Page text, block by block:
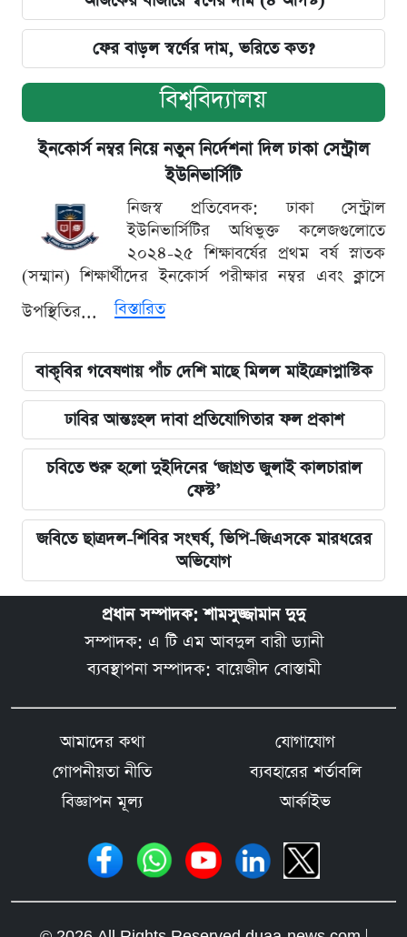
ফের বাড়ল স্বর্ণের দাম, ভরিতে কত?
বিশ্ববিদ্যালয়
ইনকোর্স নম্বর নিয়ে নতুন নির্দেশনা দিল ঢাকা সেন্ট্রাল
ইউনিভার্সিটি
নিজস্ব প্রতিবেদক: ঢাকা সেন্ট্রাল
ইউনিভার্সিটির অধিভুক্ত কলেজগুলোতে
২০২৪-২৫ শিক্ষাবর্ষের প্রথম বর্ষ স্নাতক
(সম্মান) শিক্ষার্থীদের ইনকোর্স পরীক্ষার নম্বর এবং ক্লাসে
উপস্থিতির...
বিস্তারিত
বাকৃবির গবেষণায় পাঁচ দেশি মাছে মিলল মাইক্রোপ্লাস্টিক
ঢাবির আন্তঃহল দাবা প্রতিযোগিতার ফল প্রকাশ
চবিতে শুরু হলো দুইদিনের ‘জাগ্রত জুলাই কালচারাল
ফেস্ট’
জবিতে ছাত্রদল-শিবির সংঘর্ষ, ভিপি-জিএসকে মারধরের
অভিযোগ
প্রধান সম্পাদক: শামসুজ্জামান দুদু
সম্পাদক: এ টি এম আবদুল বারী ড্যানী
ব্যবস্থাপনা সম্পাদক: বায়েজীদ বোস্তামী
আমাদের কথা
যোগাযোগ
গোপনীয়তা নীতি
ব্যবহারের শর্তাবলি
বিজ্ঞাপন মূল্য
আর্কাইভ